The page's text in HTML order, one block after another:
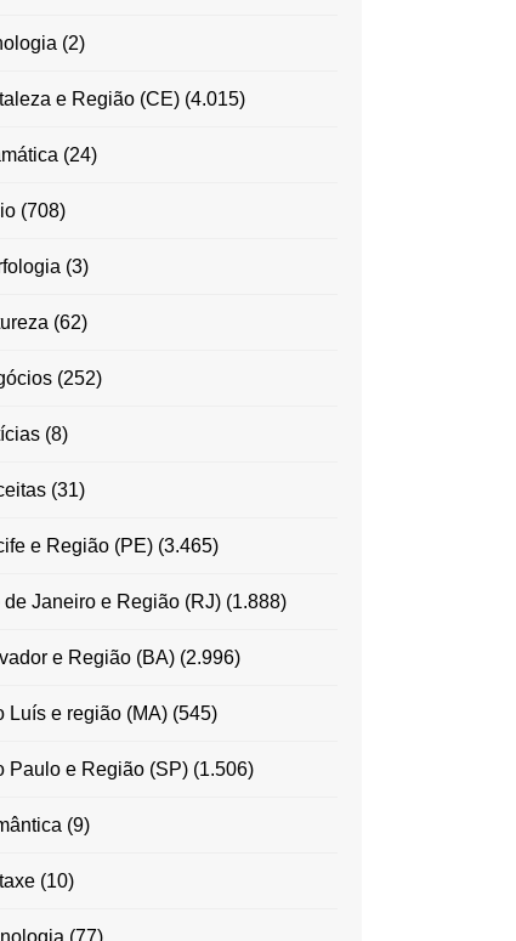
(2)
e Região (CE)(4.015)
(24)
(708)
(3)
(62)
(252)
(8)
(31)
e Região (PE)(3.465)
de Janeiro e Região (RJ)(1.888)
e Região (BA)(2.996)
Luís e região (MA)(545)
Paulo e Região (SP)(1.506)
(9)
(10)
(77)